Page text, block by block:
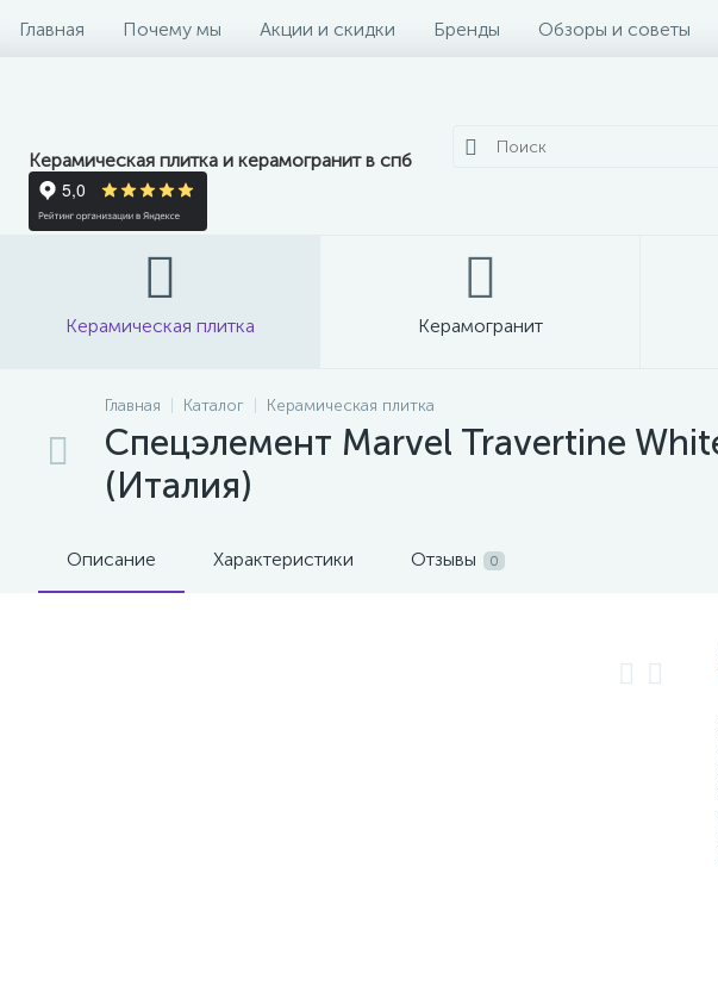
Главная Почему мы Акции и скидки Бренды Обзоры и советы
Керамическая плитка и керамогранит в спб
Керамическая плитка Керамогранит
Главная Каталог Керамическая плитка
Спецэлемент Marvel Travertine
(Италия)
Описание Характеристики Отзывы 0